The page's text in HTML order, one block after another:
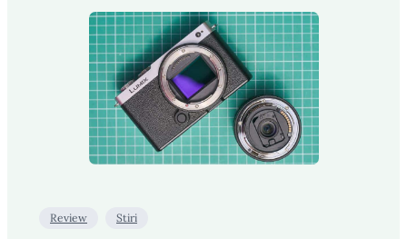
Review Stiri